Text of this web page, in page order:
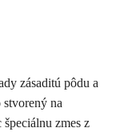
zásaditú pôdu a
na
zmes z